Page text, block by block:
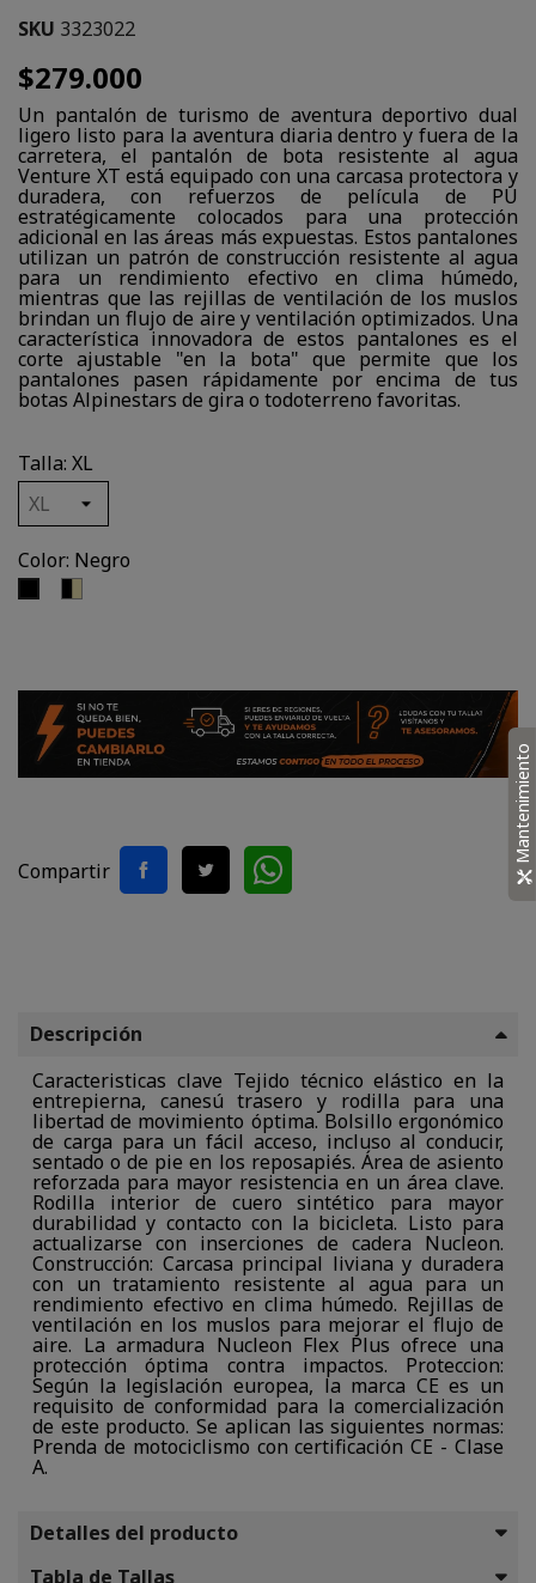
SKU 3323022
$279.000
Un pantalón de turismo de aventura deportivo dual
ligero listo para la aventura diaria dentro y fuera de la
carretera, el pantalón de bota resistente al agua
Venture XT está equipado con una carcasa protectora y
duradera, con refuerzos de película de PU
estratégicamente colocados para una protección
adicional en las áreas más expuestas. Estos pantalones
utilizan un patrón de construcción resistente al agua
para un rendimiento efectivo en clima húmedo,
mientras que las rejillas de ventilación de los muslos
brindan un flujo de aire y ventilación optimizados. Una
característica innovadora de estos pantalones es el
corte ajustable "en la bota" que permite que los
pantalones pasen rápidamente por encima de tus
botas Alpinestars de gira o todoterreno favoritas.
Talla: XL
Color: Negro
Compartir
Descripción
Caracteristicas clave Tejido técnico elástico en la
entrepierna, canesú trasero y rodilla para una
libertad de movimiento óptima. Bolsillo ergonómico
de carga para un fácil acceso, incluso al conducir,
sentado o de pie en los reposapiés. Área de asiento
reforzada para mayor resistencia en un área clave.
Rodilla interior de cuero sintético para mayor
durabilidad y contacto con la bicicleta. Listo para
actualizarse con inserciones de cadera Nucleon.
Construcción: Carcasa principal liviana y duradera
con un tratamiento resistente al agua para un
rendimiento efectivo en clima húmedo. Rejillas de
ventilación en los muslos para mejorar el flujo de
aire. La armadura Nucleon Flex Plus ofrece una
protección óptima contra impactos. Proteccion:
Según la legislación europea, la marca CE es un
requisito de conformidad para la comercialización
de este producto. Se aplican las siguientes normas:
Prenda de motociclismo con certificación CE - Clase
A.
Detalles del producto
Tabla de Tallas
Mantenimiento